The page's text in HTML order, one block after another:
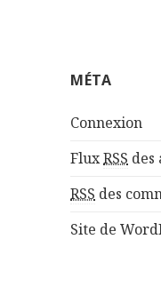
MÉTA
Connexion
FluxRSS des
RSS des
Site de